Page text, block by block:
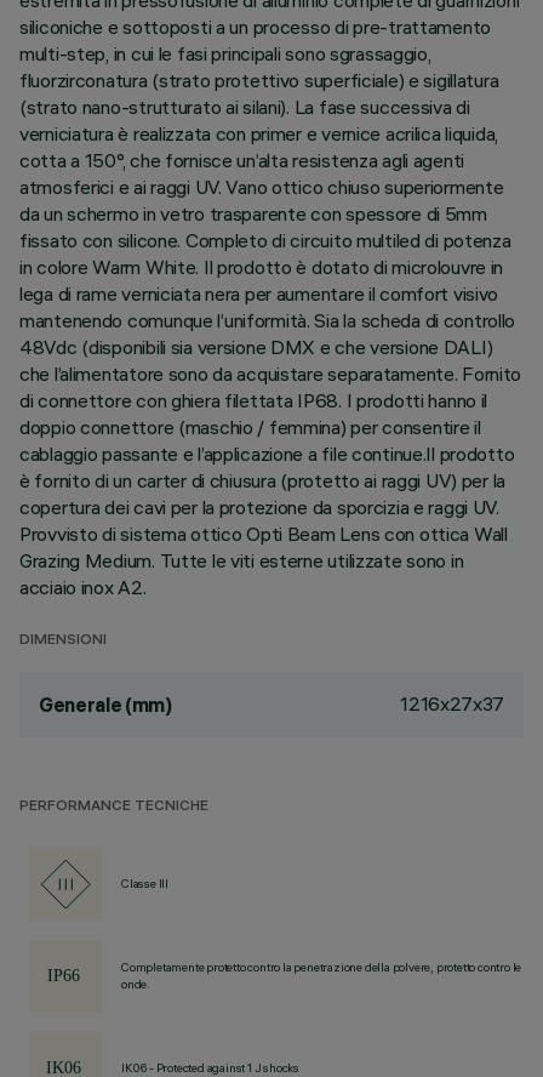
siliconiche e sottoposti a un processo di pre-trattamento
multi-step, in cui le fasi principali sono sgrassaggio,
fluorzirconatura (strato protettivo superficiale) e sigillatura
(strato nano-strutturato ai silani). La fase successiva di
verniciatura è realizzata con primer e vernice acrilica liquida,
cotta a 150°, che fornisce un’alta resistenza agli agenti
atmosferici e ai raggi UV. Vano ottico chiuso superiormente
da un schermo in vetro trasparente con spessore di 5mm
fissato con silicone. Completo di circuito multiled di potenza
in colore Warm White. Il prodotto è dotato di microlouvre in
lega di rame verniciata nera per aumentare il comfort visivo
mantenendo comunque l’uniformità. Sia la scheda di controllo
48Vdc (disponibili sia versione DMX e che versione DALI)
che l’alimentatore sono da acquistare separatamente. Fornito
di connettore con ghiera filettata IP68. I prodotti hanno il
doppio connettore (maschio / femmina) per consentire il
cablaggio passante e l’applicazione a file continue.Il prodotto
è fornito di un carter di chiusura (protetto ai raggi UV) per la
copertura dei cavi per la protezione da sporcizia e raggi UV.
Provvisto di sistema ottico Opti Beam Lens con ottica Wall
Grazing Medium. Tutte le viti esterne utilizzate sono in
acciaio inox A2.
DIMENSIONI
Generale (mm) 1216x27x37
PERFORMANCE TECNICHE
Classe III
Completamente protetto contro la penetrazione della polvere, protetto contro le
onde.
IK06 - Protected against 1 J shocks